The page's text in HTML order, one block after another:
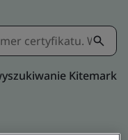
Kitemark